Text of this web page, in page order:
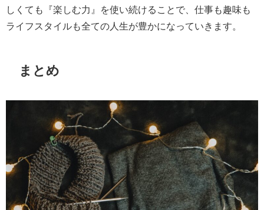
しくても『楽しむ力』を使い続けることで、仕事も趣味も
ライフスタイルも全ての人生が豊かになっていきます。
まとめ